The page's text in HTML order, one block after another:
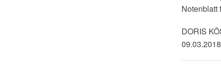
Notenblatt
DORIS
09.03.2018